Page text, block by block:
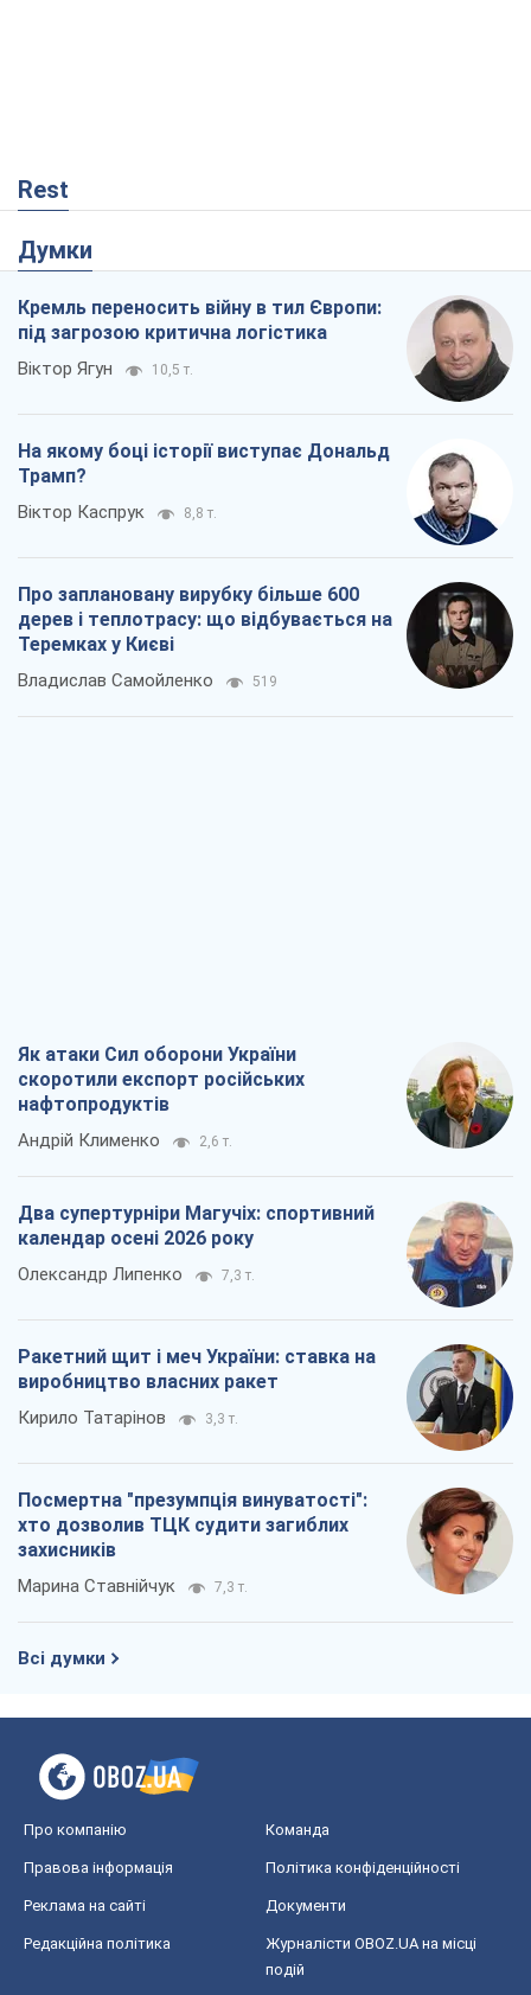
Rest
Думки
Кремль переносить війну в тил Європи:
під загрозою критична логістика
Віктор Ягун 10,5 т.
На якому боці історії виступає Дональд
Трамп?
Віктор Каспрук 8,8 т.
Про заплановану вирубку більше 600
дерев і теплотрасу: що відбувається на
Теремках у Києві
Владислав Самойленко 519
Як атаки Сил оборони України
скоротили експорт російських
нафтопродуктів
Андрій Клименко 2,6 т.
Два супертурніри Магучіх: спортивний
календар осені 2026 року
Олександр Липенко 7,3 т.
Ракетний щит і меч України: ставка на
виробництво власних ракет
Кирило Татарінов 3,3 т.
Посмертна "презумпція винуватості":
хто дозволив ТЦК судити загиблих
захисників
Марина Ставнійчук 7,3 т.
Всі думки
Про компанію Команда
Правова інформація Політика конфіденційності
Реклама на сайті Документи
Редакційна політика
Журналісти OBOZ.UA на місці
подій